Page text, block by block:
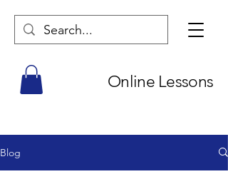
Online Lessons
Blog